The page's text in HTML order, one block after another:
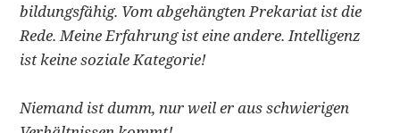
bildungsfähig. Vom abgehängten Prekariat ist die
Rede. Meine Erfahrung ist eine andere. Intelligenz
ist keine soziale Kategorie!
Niemand ist dumm, nur weil er aus schwierigen